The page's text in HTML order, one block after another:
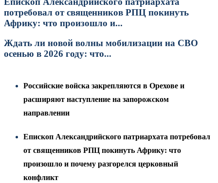
потребовал от священников РПЦ покинуть
Африку: что произошло и...
Ждать ли новой волны мобилизации на СВО
осенью в 2026 году: что...
Российские войска закрепляются в Орехове и
расширяют наступление на запорожском
направлении
Епископ Александрийского патриархата потребовал
от священников РПЦ покинуть Африку: что
произошло и почему разгорелся церковный
конфликт